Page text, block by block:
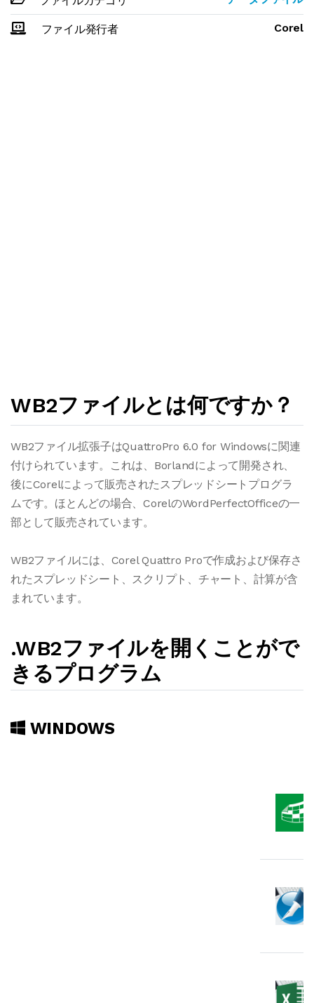
ファイル発行者 Corel
WB2ファイルとは何ですか？
WB2ファイル拡張子はQuattroPro 6.0 for Windowsに関連
付けられています。これは、Borlandによって開発され、
後にCorelによって販売されたスプレッドシートプログラ
ムです。ほとんどの場合、CorelのWordPerfectOfficeの一
部として販売されています。
WB2ファイルには、Corel Quattro Proで作成および保存さ
れたスプレッドシート、スクリプト、チャート、計算が含
まれています。
.WB2ファイルを開くことがで
きるプログラム
WINDOWS